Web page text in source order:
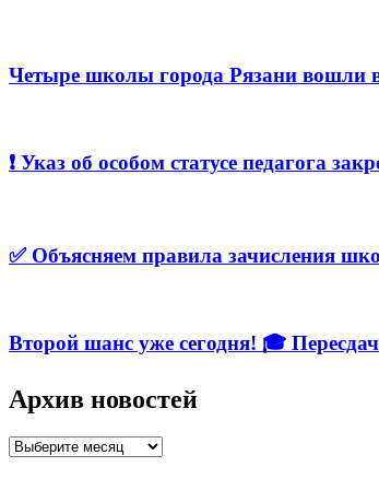
Четыре школы города Рязани вошли в
❗️ Указ об особом статусе педагога
✅ Объясняем правила зачисления
Второй шанс уже сегодня! 🎓
Архив новостей
Архив